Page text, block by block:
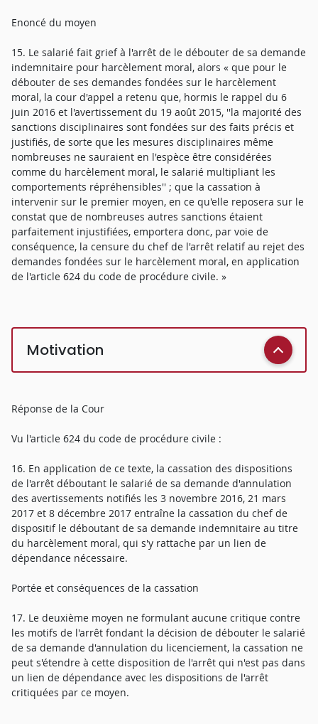
Enoncé du moyen
15. Le salarié fait grief à l'arrêt de le débouter de sa demande
indemnitaire pour harcèlement moral, alors « que pour le
débouter de ses demandes fondées sur le harcèlement
moral, la cour d'appel a retenu que, hormis le rappel du 6
juin 2016 et l'avertissement du 19 août 2015, ''la majorité des
sanctions disciplinaires sont fondées sur des faits précis et
justifiés, de sorte que les mesures disciplinaires même
nombreuses ne sauraient en l'espèce être considérées
comme du harcèlement moral, le salarié multipliant les
comportements répréhensibles'' ; que la cassation à
intervenir sur le premier moyen, en ce qu'elle reposera sur le
constat que de nombreuses autres sanctions étaient
parfaitement injustifiées, emportera donc, par voie de
conséquence, la censure du chef de l'arrêt relatif au rejet des
demandes fondées sur le harcèlement moral, en application
de l'article 624 du code de procédure civile. »
Motivation
Réponse de la Cour
Vu l'article 624 du code de procédure civile :
16. En application de ce texte, la cassation des dispositions
de l'arrêt déboutant le salarié de sa demande d'annulation
des avertissements notifiés les 3 novembre 2016, 21 mars
2017 et 8 décembre 2017 entraîne la cassation du chef de
dispositif le déboutant de sa demande indemnitaire au titre
du harcèlement moral, qui s'y rattache par un lien de
dépendance nécessaire.
Portée et conséquences de la cassation
17. Le deuxième moyen ne formulant aucune critique contre
les motifs de l'arrêt fondant la décision de débouter le salarié
de sa demande d'annulation du licenciement, la cassation ne
peut s'étendre à cette disposition de l'arrêt qui n'est pas dans
un lien de dépendance avec les dispositions de l'arrêt
critiquées par ce moyen.